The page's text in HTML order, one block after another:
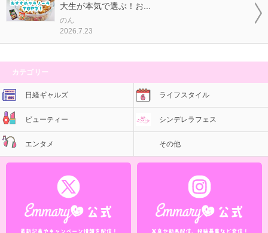
大生が本気で選ぶ！お...
のん
2026.7.23
カテゴリー
日経ギャルズ ライフスタイル
ビューティー シンデレラフェス
エンタメ その他